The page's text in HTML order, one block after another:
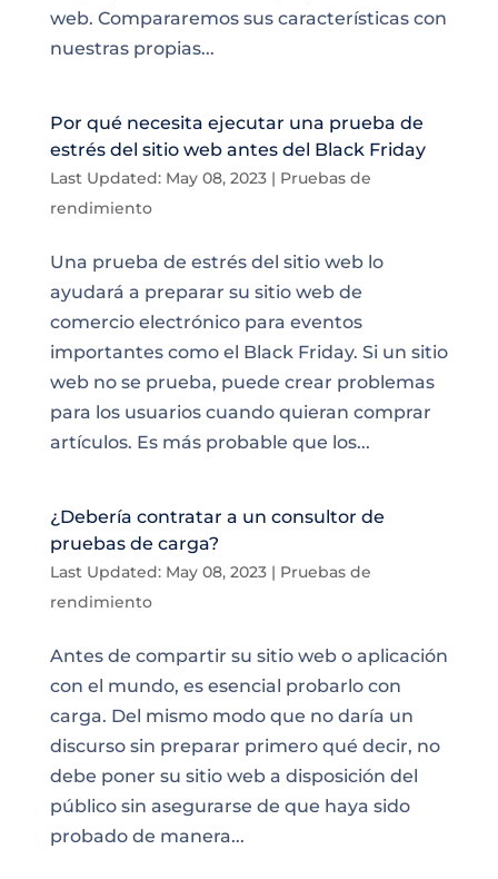
web. Compararemos sus características con
nuestras propias...
Por qué necesita ejecutar una prueba de
estrés del sitio web antes del Black Friday
Last Updated: May 08, 2023| Pruebas de
rendimiento
Una prueba de estrés del sitio web lo
ayudará a preparar su sitio web de
comercio electrónico para eventos
importantes como el Black Friday. Si un sitio
web no se prueba, puede crear problemas
para los usuarios cuando quieran comprar
artículos. Es más probable que los...
¿Debería contratar a un consultor de
pruebas de carga?
Last Updated: May 08, 2023| Pruebas de
rendimiento
Antes de compartir su sitio web o aplicación
con el mundo, es esencial probarlo con
carga. Del mismo modo que no daría un
discurso sin preparar primero qué decir, no
debe poner su sitio web a disposición del
público sin asegurarse de que haya sido
probado de manera...